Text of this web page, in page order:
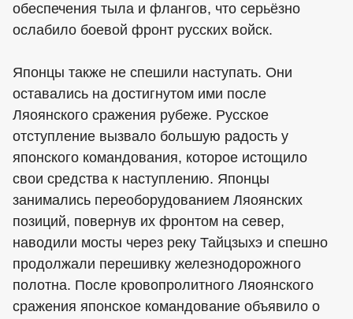
обеспечения тыла и флангов, что серьёзно
ослабило боевой фронт русских войск.
Японцы также не спешили наступать. Они
оставались на достигнутом ими после
Ляоянского сражения рубеже. Русское
отступление вызвало большую радость у
японского командования, которое истощило
свои средства к наступлению. Японцы
занимались переоборудованием Ляоянских
позиций, повернув их фронтом на север,
наводили мосты через реку Тайцзыхэ и спешно
продолжали перешивку железнодорожного
полотна. После кровопролитного Ляоянского
сражения японское командование объявило о